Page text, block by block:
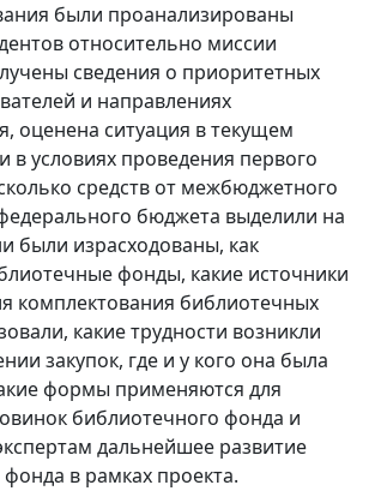
были проанализированы
относительно миссии
сведения о приоритетных
и направлениях
оценена ситуация в текущем
в условиях проведения первого
средств от межбюджетного
бюджета выделили на
были израсходованы, как
фонды, какие источники
комплектования библиотечных
какие трудности возникли
закупок, где и у кого она была
формы применяются для
библиотечного фонда и
дальнейшее развитие
в рамках проекта.